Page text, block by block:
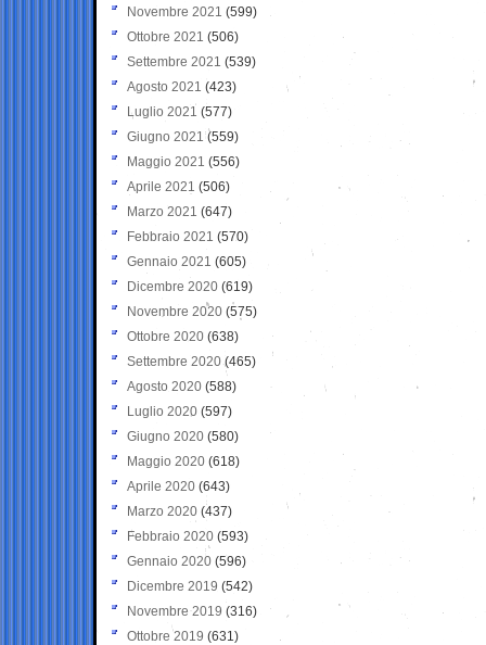
Novembre 2021 (599)
Ottobre 2021 (506)
Settembre 2021 (539)
Agosto 2021 (423)
Luglio 2021 (577)
Giugno 2021(559)
Maggio 2021 (556)
Aprile 2021 (506)
Marzo 2021 (647)
Febbraio 2021 (570)
Gennaio 2021 (605)
Dicembre 2020 (619)
Novembre 2020 (575)
Ottobre 2020 (638)
Settembre 2020(465)
Agosto 2020 (588)
Luglio 2020 (597)
Giugno 2020 (580)
Maggio 2020 (618)
Aprile 2020 (643)
Marzo 2020 (437)
Febbraio 2020 (593)
Gennaio 2020 (596)
Dicembre 2019 (542)
Novembre 2019 (316)
Ottobre 2019 (631)